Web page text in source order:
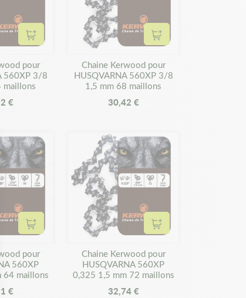
Ajouter au panier
pour
560XP 3/8
maillons
€
Ajouter au panier
Chaine Kerwood pour
HUSQVARNA 560XP 3/8
1,5 mm 68 maillons
30,42 €
Ajouter au panier
pour
560XP
64 maillons
€
Ajouter au panier
Chaine Kerwood pour
HUSQVARNA 560XP
0,325 1,5 mm 72 maillons
32,74 €